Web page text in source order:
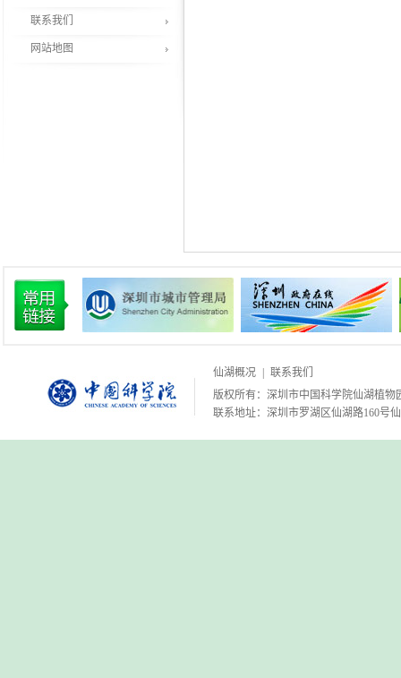
联系我们
网站地图
仙湖概况
联系我们
版权所有：深圳市中国科学院仙湖植物
联系地址：深圳市罗湖区仙湖路160号